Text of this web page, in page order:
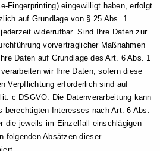
Fingerprinting) eingewilligt haben, erfolgt
auf Grundlage von § 25 Abs. 1
widerrufbar. Sind Ihre Daten zur
vorvertraglicher Maßnahmen
Daten auf Grundlage des Art. 6 Abs. 1
wir Ihre Daten, sofern diese
Verpflichtung erforderlich sind auf
c DSGVO. Die Datenverarbeitung kann
berechtigten Interesses nach Art. 6 Abs.
die jeweils im Einzelfall einschlägigen
folgenden Absätzen dieser